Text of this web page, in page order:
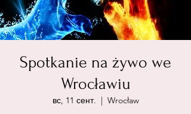
Spotkanie na żywo we
Wrocławiu
вс, 11 сент.
  |
Wrocław